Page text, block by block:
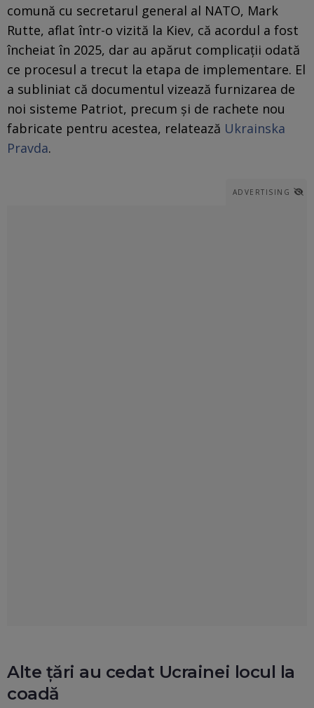
comună cu secretarul general al NATO, Mark
Rutte, aflat într-o vizită la Kiev, că acordul a fost
încheiat în 2025, dar au apărut complicații odată
ce procesul a trecut la etapa de implementare. El
a subliniat că documentul vizează furnizarea de
noi sisteme Patriot, precum și de rachete nou
fabricate pentru acestea, relatează Ukrainska
Pravda.
ADVERTISING
Alte țări au cedat Ucrainei locul la
coadă